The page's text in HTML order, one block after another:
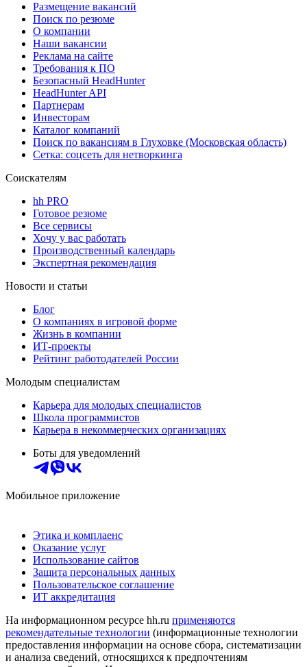
Размещение вакансий
Поиск по резюме
О компании
Наши вакансии
Реклама на сайте
Требования к ПО
Безопасный HeadHunter
HeadHunter API
Партнерам
Инвесторам
Каталог компаний
Поиск по вакансиям в Глуховке (Московская область)
Сетка: соцсеть для нетворкинга
Соискателям
hh PRO
Готовое резюме
Все сервисы
Хочу у вас работать
Производственный календарь
Экспертная рекомендация
Новости и статьи
Блог
О компаниях в игровой форме
Жизнь в компании
ИТ-проекты
Рейтинг работодателей России
Молодым специалистам
Карьера для молодых специалистов
Школа программистов
Карьера в некоммерческих организациях
Боты для уведомлений
Мобильное приложение
Этика и комплаенс
Оказание услуг
Использование сайтов
Защита персональных данных
Пользовательское соглашение
ИТ аккредитация
На информационном ресурсе hh.ru применяются
рекомендательные технологии (информационные технологии
предоставления информации на основе сбора, систематизации
и анализа сведений, относящихся к предпочтениям